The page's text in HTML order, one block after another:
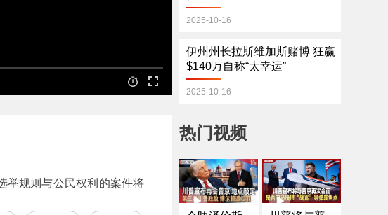
举规则与公民权利的案件将
2025-10-16
伊州州长拉斯维加斯赌博 狂赢
$140万自称“太幸运”
2025-10-16
热门视频